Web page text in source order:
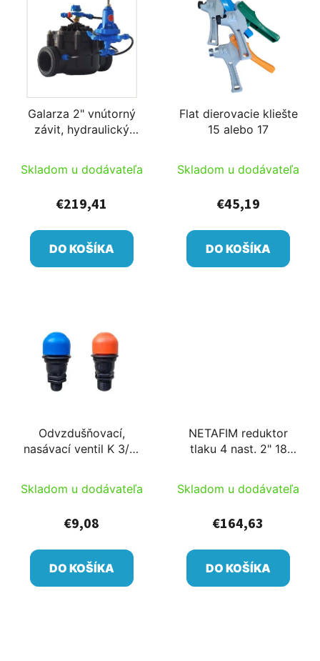
Galarza 2" vnútorný
závit, hydraulický
ručným otváraním
(0,5-4bar 15-65m3/h)
Skladom u dodávateľa
€219,41
DO KOŠÍKA
Flat dierovacie kliešte
15 alebo 17
Skladom u dodávateľa
€45,19
DO KOŠÍKA
Odvzdušňovací,
nasávací ventil K 3/4"
Skladom u dodávateľa
€9,08
DO KOŠÍKA
NETAFIM reduktor
tlaku 4 nast. 2" 18
Skladom u dodávateľa
€164,63
DO KOŠÍKA